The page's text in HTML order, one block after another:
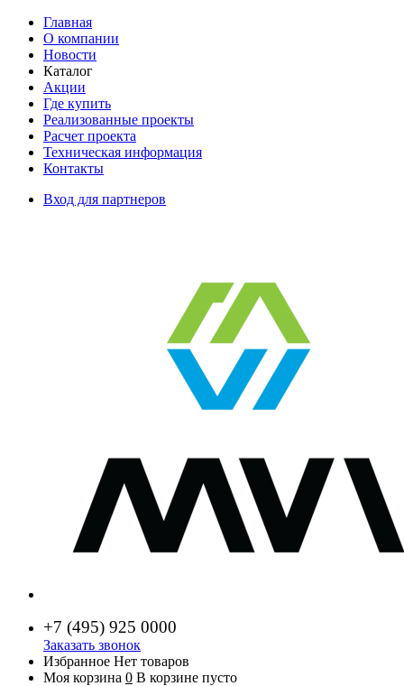
Главная
О компании
Новости
Каталог
Акции
Где купить
Реализованные проекты
Расчет проекта
Техническая информация
Контакты
Вход для партнеров
+7 (495) 925 0000
Заказать звонок
Избранное Нет товаров
Моя корзина 0 В корзине пусто